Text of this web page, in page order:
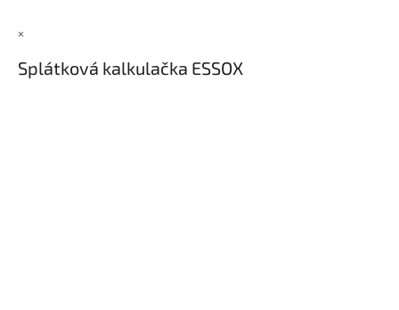
×
Splátková kalkulačka ESSOX